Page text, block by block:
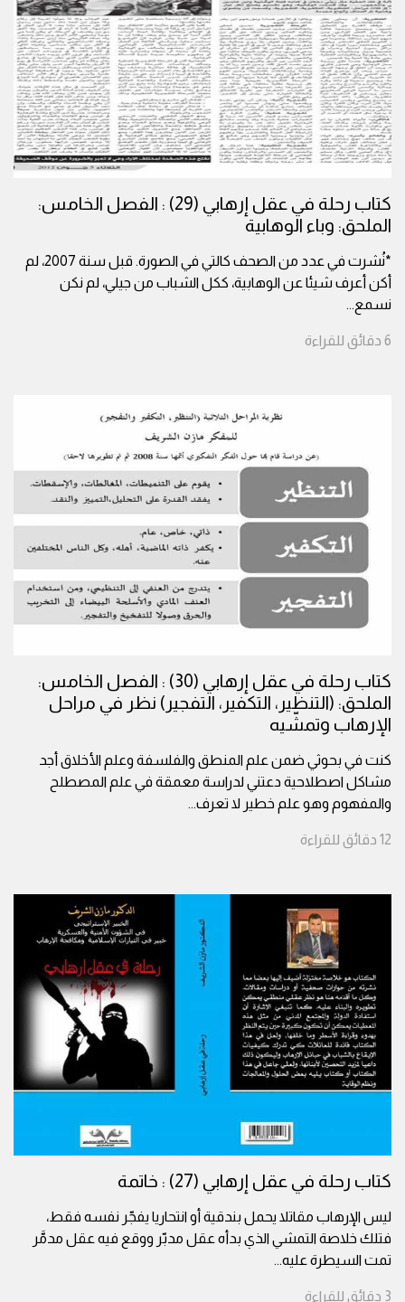
كتاب رحلة في عقل إرهابي (29) : الفصل الخامس:
الملحق: وباء الوهابية
*نُشرت في عدد من الصحف كالتي في الصورة. قبل سنة 2007، لم
أكن أعرف شيئا عن الوهابية، ككل الشباب من جيلي، لم نكن
نسمع...
6 دقائق للقراءة
كتاب رحلة في عقل إرهابي (30) : الفصل الخامس:
الملحق: (التنظير، التكفير، التفجير) نظر في مراحل
الإرهاب وتمشّيه
كنت في بحوثي ضمن علم المنطق والفلسفة وعلم الأخلاق أجد
مشاكل اصطلاحية دعتني لدراسة معمقة في علم المصطلح
والمفهوم وهو علم خطير لا تعرف...
12 دقائق للقراءة
كتاب رحلة في عقل إرهابي (27) : خاتمة
ليس الإرهاب مقاتلا يحمل بندقية أو انتحاريا يفجّر نفسه فقط،
فتلك خلاصة التمشي الذي بدأه عقل مدبّر ووقع فيه عقل مدمَّر
تمت السيطرة عليه...
3 دقائق للقراءة